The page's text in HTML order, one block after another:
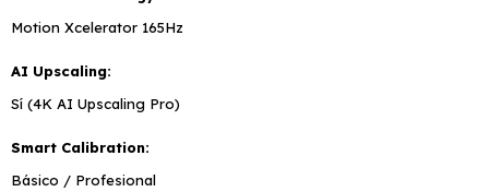
Motion Xcelerator 165Hz
AI Upscaling
Sí (4K AI Upscaling Pro)
Smart Calibration
Básico / Profesional